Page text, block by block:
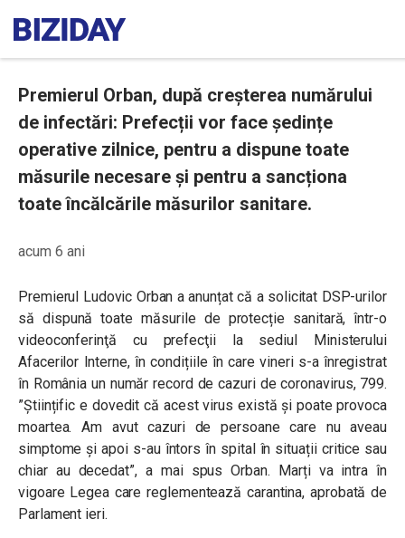
Premierul Orban, după creșterea numărului
de infectări: Prefecții vor face ședințe
operative zilnice, pentru a dispune toate
măsurile necesare și pentru a sancționa
toate încălcările măsurilor sanitare.
acum 6 ani
Premierul Ludovic Orban a anunțat că a solicitat DSP-urilor
să dispună toate măsurile de protecție sanitară, într-o
videoconferinţă cu prefecţii la sediul Ministerului
Afacerilor Interne, în condițiile în care vineri s-a înregistrat
în România un număr record de cazuri de coronavirus, 799.
”Științific e dovedit că acest virus există și poate provoca
moartea. Am avut cazuri de persoane care nu aveau
simptome și apoi s-au întors în spital în situații critice sau
chiar au decedat”, a mai spus Orban. Marți va intra în
vigoare Legea care reglementează carantina, aprobată de
Parlament ieri.